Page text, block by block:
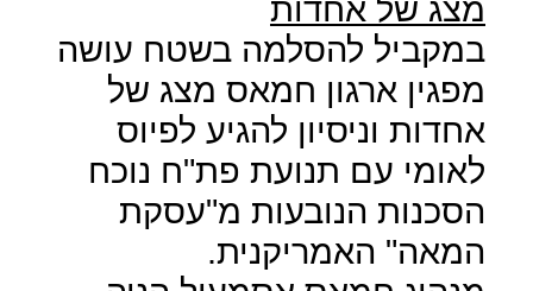
מצג של אחדות
במקביל להסלמה בשטח עושה
מפגין ארגון חמאס מצג של
אחדות וניסיון להגיע לפיוס
לאומי עם תנועת פת"ח נוכח
הסכנות הנובעות מ"עסקת
המאה" האמריקנית.